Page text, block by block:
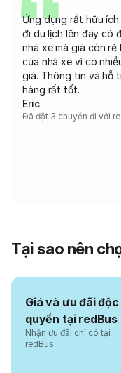
Ứng dụng rất hữu
đi du lịch lên đây có
nhà xe mà giá còn rẻ
của nhà xe vì có
giá. Thông tin và hỗ
hàng rất tốt.
Eric
Đã đặt 3 chuyến đi với
Tại sao nên
Giá và ưu đãi độc
quyền tại redBus
Nhận ưu đãi chỉ có tại
redBus